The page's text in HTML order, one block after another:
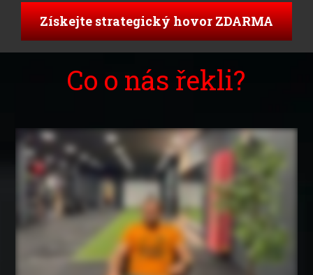
Získejte strategický hovor ZDARMA
Co o nás řekli?